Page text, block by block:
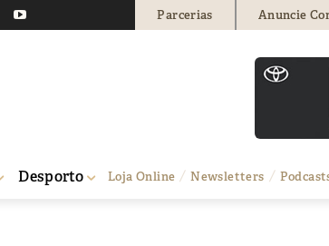
Parcerias Anuncie
Desporto Loja Online Newsletters